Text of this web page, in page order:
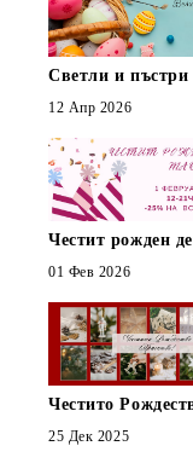
Светли и пъстри
12 Апр 2026
Честит рожден
01 Фев 2026
Честито
25 Дек 2025